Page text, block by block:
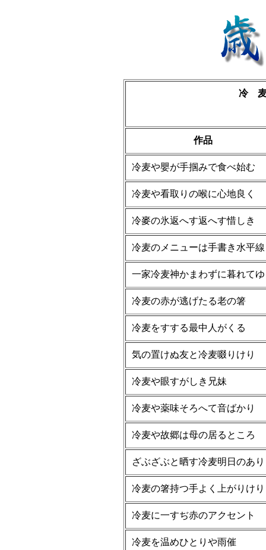
冷
作品
冷麦や嬰が手掴みで食べ始む
冷麦や看取りの喉に心地良く
冷麥の氷返へす返へす惜しき
冷麦のメニューは手書き水平線
一家冷麦神かまわずに暮れて
冷麦の赤が逃げたる老の箸
冷麦をすする最中人がくる
気の置けぬ友と冷麦啜りけり
冷麦や眼すがしき兄妹
冷麦や薬味そろへて音ばかり
冷麦や故郷は母の居るところ
ざぶざぶと晒す冷麦明日のあり
冷麦の箸持つ手よく上がりけり
冷麦に一すぢ赤のアクセント
冷麦を温めひとりや雨催